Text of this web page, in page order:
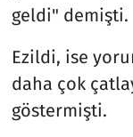
geldi" demişti.
Ezildi, ise
daha çok
göstermişti.